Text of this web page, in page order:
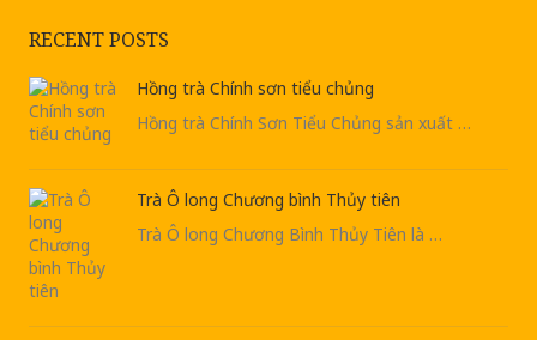
RECENT POSTS
Hồng trà Chính sơn tiểu chủng
Hồng trà Chính Sơn Tiểu Chủng sản xuất …
Trà Ô long Chương bình Thủy tiên
Trà Ô long Chương Bình Thủy Tiên là …